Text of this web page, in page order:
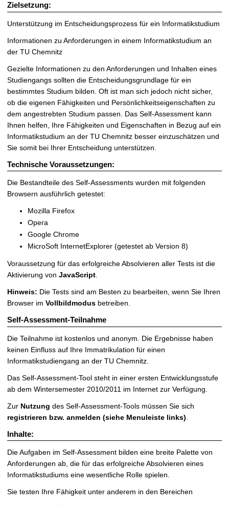
Zielsetzung:
Unterstützung im Entscheidungsprozess für ein Informatikstudium
Informationen zu Anforderungen in einem Informatikstudium an
der TU Chemnitz
Gezielte Informationen zu den Anforderungen und Inhalten eines
Studiengangs sollten die Entscheidungsgrundlage für ein
bestimmtes Studium bilden. Oft ist man sich jedoch nicht sicher,
ob die eigenen Fähigkeiten und Persönlichkeitseigenschaften zu
dem angestrebten Studium passen. Das Self-Assessment kann
Ihnen helfen, Ihre Fähigkeiten und Eigenschaften in Bezug auf ein
Informatikstudium an der TU Chemnitz besser einzuschätzen und
Sie somit bei Ihrer Entscheidung unterstützen.
Technische Voraussetzungen:
Die Bestandteile des Self-Assessments wurden mit folgenden
Browsern ausführlich getestet:
Mozilla Firefox
Opera
Google Chrome
MicroSoft InternetExplorer (getestet ab Version 8)
Voraussetzung für das erfolgreiche Absolvieren aller Tests ist die
Aktivierung von JavaScript.
Hinweis: Die Tests sind am Besten zu bearbeiten, wenn Sie Ihren
Browser im Vollbildmodus betreiben.
Self-Assessment-Teilnahme
Die Teilnahme ist kostenlos und anonym. Die Ergebnisse haben
keinen Einfluss auf Ihre Immatrikulation für einen
Informatikstudiengang an der TU Chemnitz.
Das Self-Assessment-Tool steht in einer ersten Entwicklungsstufe
ab dem Wintersemester 2010/2011 im Internet zur Verfügung.
Zur Nutzung des Self-Assessment-Tools müssen Sie sich
registrieren bzw. anmelden (siehe Menuleiste links)
Inhalte:
Die Aufgaben im Self-Assessment bilden eine breite Palette von
Anforderungen ab, die für das erfolgreiche Absolvieren eines
Informatikstudiums eine wesentliche Rolle spielen.
Sie testen Ihre Fähigkeit unter anderem in den Bereichen